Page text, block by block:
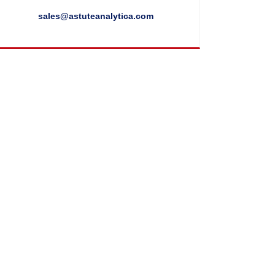
sales@astuteanalytica.com